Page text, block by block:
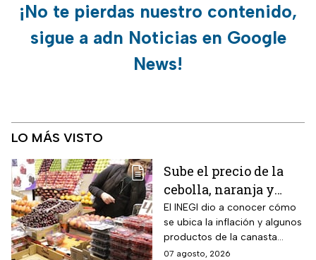
¡No te pierdas nuestro contenido,
sigue a adn Noticias en Google
News!
LO MÁS VISTO
Sube el precio de la
cebolla, naranja y
otros alimentos de la
canasta básica por la
inflación
El INEGI dio a conocer cómo
se ubica la inflación y algunos
productos de la canasta
básica incrementaron sus
07 agosto, 2026